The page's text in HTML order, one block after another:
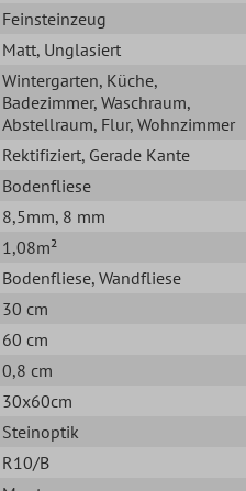
Feinsteinzeug
Matt, Unglasiert
Wintergarten, Küche,
Badezimmer, Waschraum,
Abstellraum, Flur, Wohnzimmer
Rektifiziert, Gerade Kante
Bodenfliese
8,5mm, 8 mm
1,08m²
Bodenfliese, Wandfliese
30 cm
60 cm
0,8 cm
30x60cm
Steinoptik
R10/B